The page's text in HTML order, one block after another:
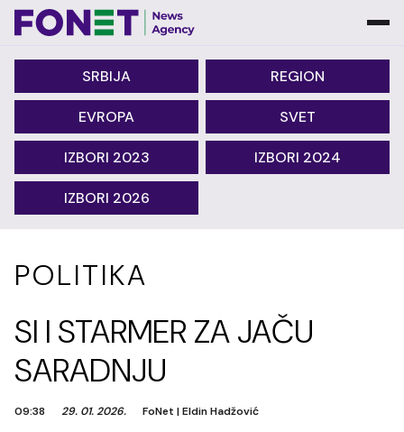
SRBIJA REGION
EVROPA SVET
IZBORI 2023 IZBORI 2024
IZBORI 2026
POLITIKA
SI I STARMER ZA JAČU
SARADNJU
09:38 29. 01. 2026. FoNet |Eldin Hadžović